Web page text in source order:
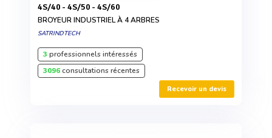
4S/40 - 4S/50 - 4S/60
BROYEUR INDUSTRIEL À 4 ARBRES
SATRINDTECH
3 professionnels intéressés
3096consultations récentes
Recevoir un devis